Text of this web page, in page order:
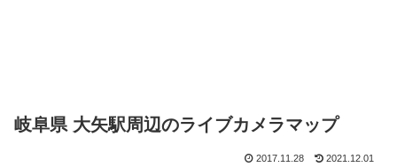
岐阜県 大矢駅周辺のライブカメラマップ
2017.11.28 2021.12.01